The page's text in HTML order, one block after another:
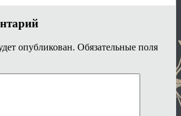
опубликован. Обязательные поля